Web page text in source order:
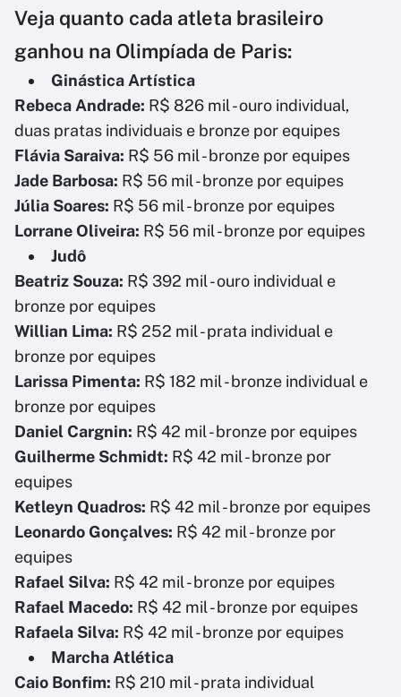
Veja quanto cada atleta brasileiro
ganhou na Olimpíada de Paris:
Ginástica Artística
Rebeca Andrade: R$ 826 mil - ouro individual,
duas pratas individuais e bronze por equipes
Flávia Saraiva: R$ 56 mil - bronze por equipes
Jade Barbosa: R$ 56 mil - bronze por equipes
Júlia Soares: R$ 56 mil - bronze por equipes
Lorrane Oliveira: R$ 56 mil - bronze por equipes
Judô
Beatriz Souza: R$ 392 mil - ouro individual e
bronze por equipes
Willian Lima: R$ 252 mil - prata individual e
bronze por equipes
Larissa Pimenta: R$ 182 mil - bronze individual e
bronze por equipes
Daniel Cargnin: R$ 42 mil - bronze por equipes
Guilherme Schmidt: R$ 42 mil - bronze por
equipes
Ketleyn Quadros: R$ 42 mil - bronze por equipes
Leonardo Gonçalves: R$ 42 mil - bronze por
equipes
Rafael Silva: R$ 42 mil - bronze por equipes
Rafael Macedo: R$ 42 mil - bronze por equipes
Rafaela Silva: R$ 42 mil - bronze por equipes
Marcha Atlética
Caio Bonfim: R$ 210 mil - prata individual